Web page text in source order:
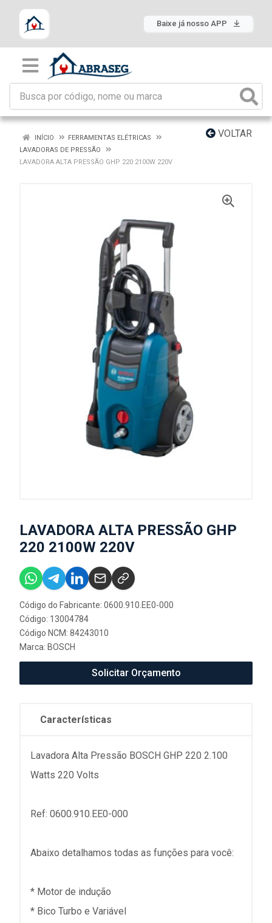
Baixe já nosso APP
VOLTAR
INÍCIO
FERRAMENTAS ELÉTRICAS
LAVADORAS DE PRESSÃO
LAVADORA ALTA PRESSÃO GHP 220 2100W 220V
LAVADORA ALTA PRESSÃO GHP
220 2100W 220V
Código do Fabricante: 0600.910.EE0-000
Código: 13004784
Código NCM: 84243010
Marca: BOSCH
Solicitar Orçamento
Características
Lavadora Alta Pressão BOSCH GHP 220 2.100
Watts 220 Volts
Ref: 0600.910.EE0-000
Abaixo detalhamos todas as funções para você:
* Motor de indução
* Bico Turbo e Variável